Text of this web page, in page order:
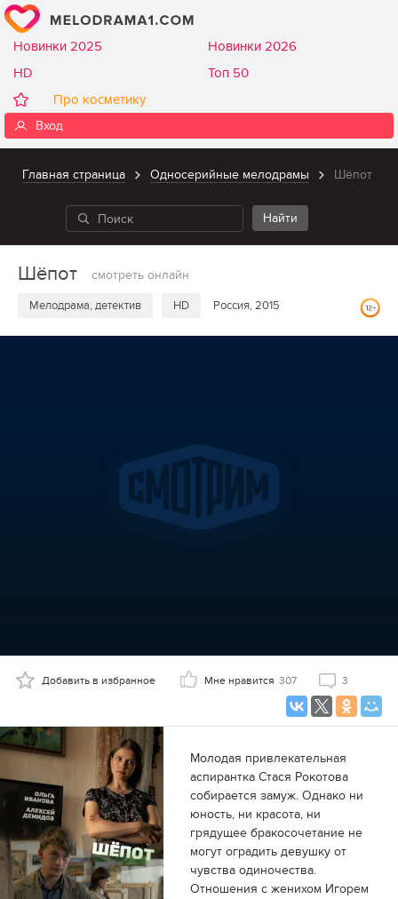
Новинки 2025
Новинки 2026
HD
Топ 50
Про косметику
Вход
Главная страница Односерийные мелодрамы Шёпот
Шёпот смотреть онлайн
Мелодрама, детектив HD Россия, 2015
Добавить в избранное Мне нравится 307 3
Молодая привлекательная
аспирантка Стася Рокотова
собирается замуж. Однако ни
юность, ни красота, ни
грядущее бракосочетание не
могут оградить девушку от
чувства одиночества.
Отношения с женихом Игорем